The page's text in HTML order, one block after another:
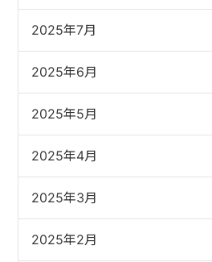
2025年7月
2025年6月
2025年5月
2025年4月
2025年3月
2025年2月